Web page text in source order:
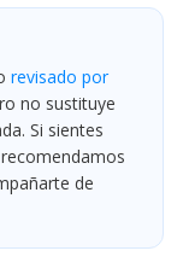
revisado por
no sustituye
Si sientes
de